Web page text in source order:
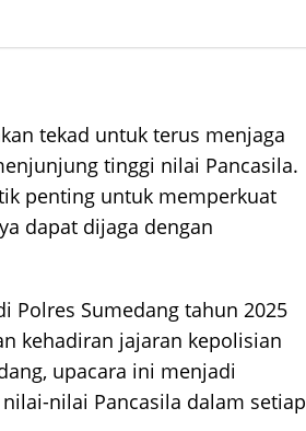
tekad untuk terus menjaga
tinggi nilai Pancasila.
penting untuk memperkuat
dapat dijaga dengan
Polres Sumedang tahun 2025
kehadiran jajaran kepolisian
upacara ini menjadi
nilai Pancasila dalam setiap